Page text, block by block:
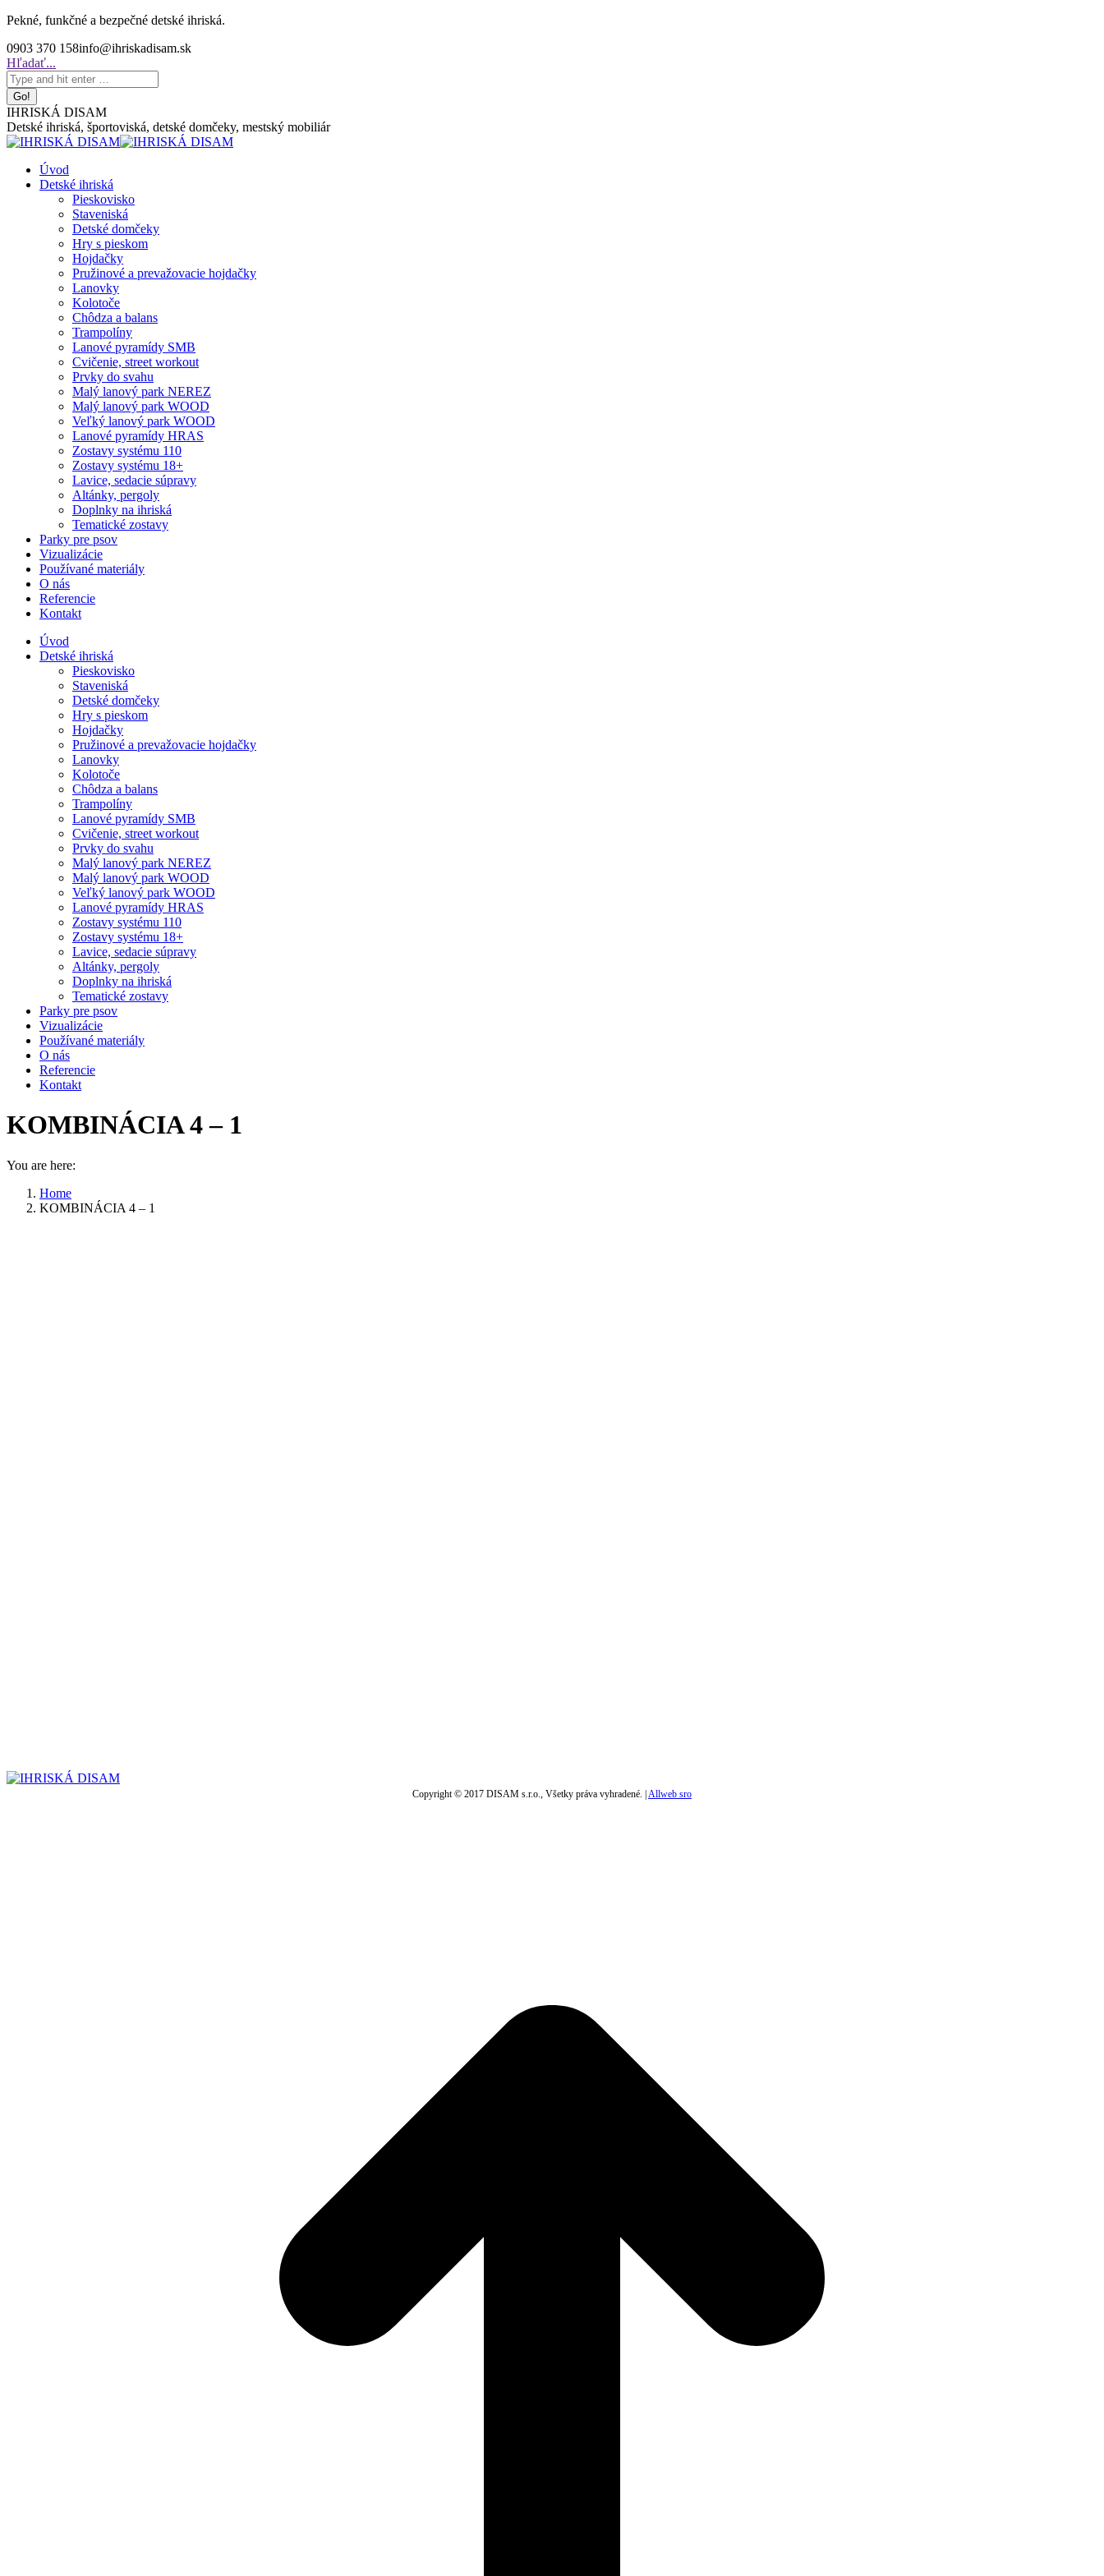
Skip
content
Pekné, funkčné a bezpečné detské ihriská.
0903 370 158info@ihriskadisam.sk
Search:
Hľadať...
IHRISKÁ DISAM
Detské ihriská, športoviská, detské domčeky, mestský mobiliár
Úvod
Detské ihriská
Pieskovisko
Staveniská
Detské domčeky
Hry s pieskom
Hojdačky
Pružinové a prevažovacie hojdačky
Lanovky
Kolotoče
Chôdza a balans
Trampolíny
Lanové pyramídy SMB
Cvičenie, street workout
Prvky do svahu
Malý lanový park NEREZ
Malý lanový park WOOD
Veľký lanový park WOOD
Lanové pyramídy HRAS
Zostavy systému 110
Zostavy systému 18+
Lavice, sedacie súpravy
Altánky, pergoly
Doplnky na ihriská
Tematické zostavy
Parky pre psov
Vizualizácie
Používané materiály
O nás
Referencie
Kontakt
Úvod
Detské ihriská
Pieskovisko
Staveniská
Detské domčeky
Hry s pieskom
Hojdačky
Pružinové a prevažovacie hojdačky
Lanovky
Kolotoče
Chôdza a balans
Trampolíny
Lanové pyramídy SMB
Cvičenie, street workout
Prvky do svahu
Malý lanový park NEREZ
Malý lanový park WOOD
Veľký lanový park WOOD
Lanové pyramídy HRAS
Zostavy systému 110
Zostavy systému 18+
Lavice, sedacie súpravy
Altánky, pergoly
Doplnky na ihriská
Tematické zostavy
Parky pre psov
Vizualizácie
Používané materiály
O nás
Referencie
Kontakt
KOMBINÁCIA 4 – 1
You are here:
Home
KOMBINÁCIA 4 – 1
Copyright © 2017 DISAM s.r.o., Všetky práva vyhradené. |Allweb sro